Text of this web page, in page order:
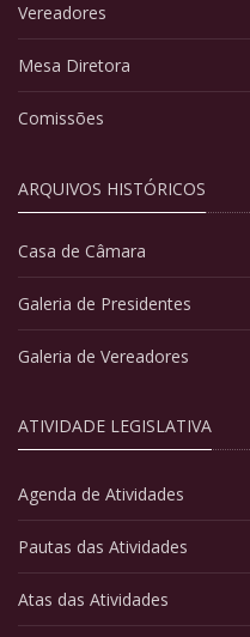
Vereadores
Mesa Diretora
Comissões
ARQUIVOS HISTÓRICOS
Casa de Câmara
Galeria de Presidentes
Galeria de Vereadores
ATIVIDADE LEGISLATIVA
Agenda de Atividades
Pautas das Atividades
Atas das Atividades